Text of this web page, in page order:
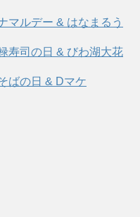
マルデー & はなまるう
寿司の日 & びわ湖大花
ばの日 & Dマケ